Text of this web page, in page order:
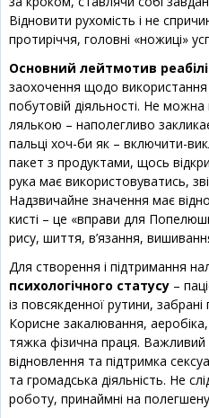
Відновити рухомість і не
протиріччя, головні «ножиці»
Основний лейтмотив
заохочення щодо використання
побутовій діяльності. Не
лялькою – наполегливо
пальці хоч-би як – включити-
пакет з продуктами, щось
рука має використовуватись,
Надзвичайне значення має
кисті – це «вправи для
рису, шиття, в’язання,
Для створення і підтримання
психологічного статусу –
із повсякденної рутини,
Корисне закалювання,
тяжка фізична праця.
відновлення та підтримка
та громадська діяльність. Не
роботу, принаймні на